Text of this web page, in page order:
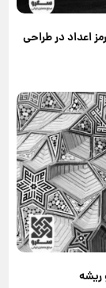
اعداد در طراحی
ریشه